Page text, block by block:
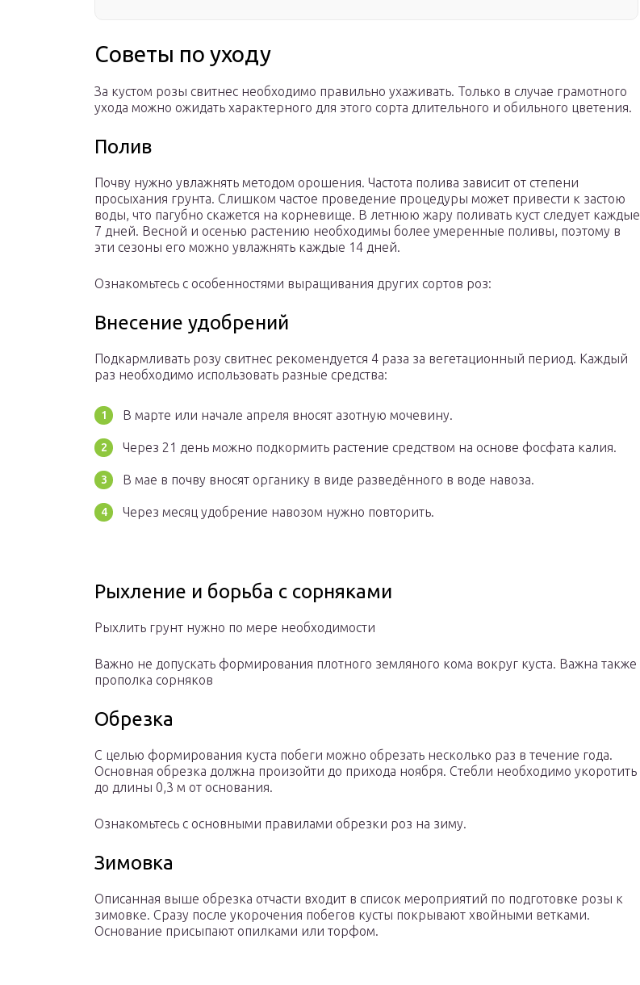
Советы по уходу
За кустом розы свитнес необходимо правильно ухаживать. Только в случае грамотного
ухода можно ожидать характерного для этого сорта длительного и обильного цветения.
Полив
Почву нужно увлажнять методом орошения. Частота полива зависит от степени
просыхания грунта. Слишком частое проведение процедуры может привести к застою
воды, что пагубно скажется на корневище. В летнюю жару поливать куст следует каждые
7 дней. Весной и осенью растению необходимы более умеренные поливы, поэтому в
эти сезоны его можно увлажнять каждые 14 дней.
Ознакомьтесь с особенностями выращивания других сортов роз:
Внесение удобрений
Подкармливать розу свитнес рекомендуется 4 раза за вегетационный период. Каждый
раз необходимо использовать разные средства:
В марте или начале апреля вносят азотную мочевину.
Через 21 день можно подкормить растение средством на основе фосфата калия.
В мае в почву вносят органику в виде разведённого в воде навоза.
Через месяц удобрение навозом нужно повторить.
Рыхление и борьба с сорняками
Рыхлить грунт нужно по мере необходимости
Важно не допускать формирования плотного земляного кома вокруг куста. Важна также
прополка сорняков
Обрезка
С целью формирования куста побеги можно обрезать несколько раз в течение года.
Основная обрезка должна произойти до прихода ноября. Стебли необходимо укоротить
до длины 0,3 м от основания.
Ознакомьтесь с основными правилами обрезки роз на зиму.
Зимовка
Описанная выше обрезка отчасти входит в список мероприятий по подготовке розы к
зимовке. Сразу после укорочения побегов кусты покрывают хвойными ветками.
Основание присыпают опилками или торфом.